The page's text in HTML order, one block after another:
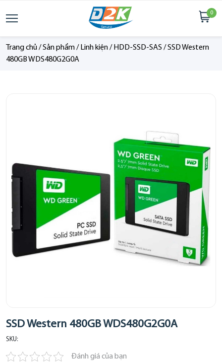
0
Trang chủ/Sản phẩm/ Linh kiện/ HDD-SSD-SAS /SSD Western
480GB WDS480G2G0A
SSD Western 480GB WDS480G2G0A
SKU:
Đánh giá của bạn